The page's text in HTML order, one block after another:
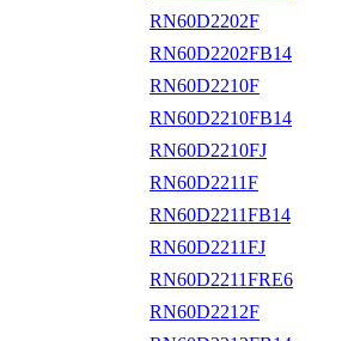
RN60D2202F
RN60D2202FB14
RN60D2210F
RN60D2210FB14
RN60D2210FJ
RN60D2211F
RN60D2211FB14
RN60D2211FJ
RN60D2211FRE6
RN60D2212F